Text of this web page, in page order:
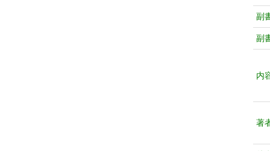
副
副
内
著